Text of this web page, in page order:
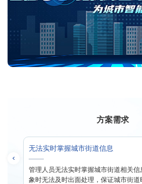
方案需求
无法实时掌握城市街道信息
管理人员无法实时掌握城市街道相关信
象时无法及时出面处理，保证城市街道